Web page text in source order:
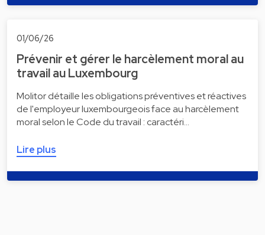
01/06/26
Prévenir et gérer le harcèlement moral au
travail au Luxembourg
Molitor détaille les obligations préventives et réactives
de l'employeur luxembourgeois face au harcèlement
moral selon le Code du travail : caractéri…
Lire plus